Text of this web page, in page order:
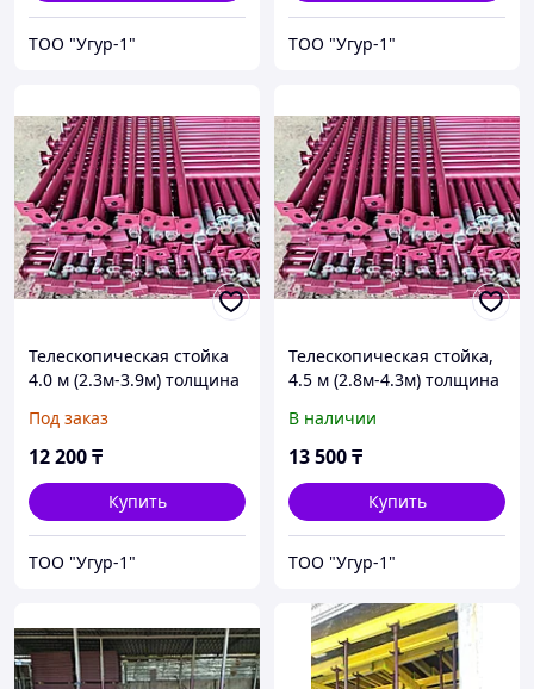
ТОО "Угур-1" ТОО "Угур-1"
Телескопическая стойка
4.0 м (2.3м-3.9м) толщина
Под заказ
12 200₸
Купить
ТОО "Угур-1"
Телескопическая стойка,
4.5 м (2.8м-4.3м) толщина
В наличии
13 500₸
Купить
ТОО "Угур-1"